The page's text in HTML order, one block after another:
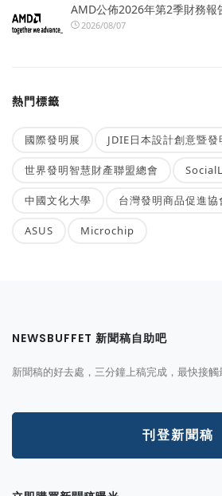
AMD公佈2026年第2季財務報
2026/08/07
熱門標籤
國際發明展 JDIE日本設計創意暨發
世界發明智慧財產聯盟總會
中國文化大學 台灣發明商品促進協
ASUS Microchip
NEWSBUFFET 新聞稿自助吧
新聞稿的好去處，三分鐘上稿完成，最快接觸
刊登新聞稿